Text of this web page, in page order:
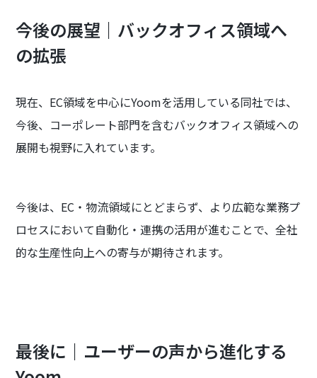
今後の展望｜バックオフィス領域へ
の拡張
現在、EC領域を中心にYoomを活用している同社では、
今後、コーポレート部門を含むバックオフィス領域への
展開も視野に入れています。
今後は、EC・物流領域にとどまらず、より広範な業務プ
ロセスにおいて自動化・連携の活用が進むことで、全社
的な生産性向上への寄与が期待されます。
最後に｜ユーザーの声から進化する